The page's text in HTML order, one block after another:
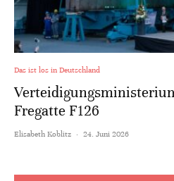
Das ist los in Deutschland
Fregatte F126
Elisabeth Koblitz · 24. Juni 2026